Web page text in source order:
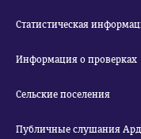
Статистическая
Информация о проверках
Сельские поселения
Публичные слушания